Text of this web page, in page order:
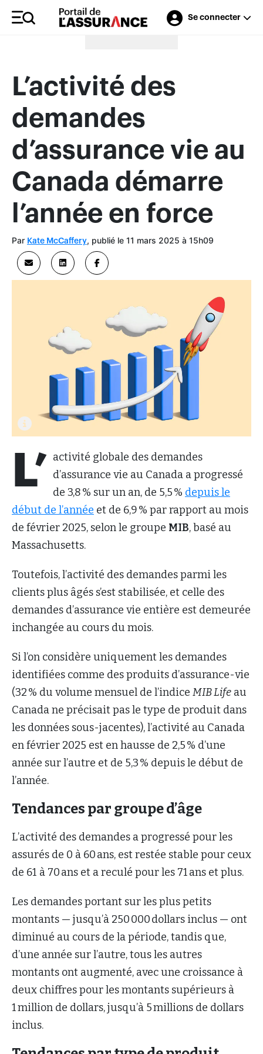
Se connecter
Merci à nos annonceurs
L’activité des
demandes
d’assurance vie au
Canada démarre
l’année en force
Par Kate McCaffery, publié le 11 mars 2025 à 15h09
L’ activité globale des demandes
d’assurance vie au Canada a progressé
de 3,8 % sur un an, de 5,5 % depuis le
début de l’année et de 6,9 % par rapport au mois
de février 2025, selon le groupe MIB, basé au
Massachusetts.
Toutefois, l’activité des demandes parmi les
clients plus âgés s’est stabilisée, et celle des
demandes d’assurance vie entière est demeurée
inchangée au cours du mois.
Si l’on considère uniquement les demandes
identifiées comme des produits d’assurance-vie
(32 % du volume mensuel de l’indice MIB Life au
Canada ne précisait pas le type de produit dans
les données sous-jacentes), l’activité au Canada
en février 2025 est en hausse de 2,5 % d’une
année sur l’autre et de 5,3 % depuis le début de
l’année.
Tendances par groupe d’âge
L’activité des demandes a progressé pour les
assurés de 0 à 60 ans, est restée stable pour ceux
de 61 à 70 ans et a reculé pour les 71 ans et plus.
Les demandes portant sur les plus petits
montants — jusqu’à 250 000 dollars inclus — ont
diminué au cours de la période, tandis que,
d’une année sur l’autre, tous les autres
montants ont augmenté, avec une croissance à
deux chiffres pour les montants supérieurs à
1 million de dollars, jusqu’à 5 millions de dollars
inclus.